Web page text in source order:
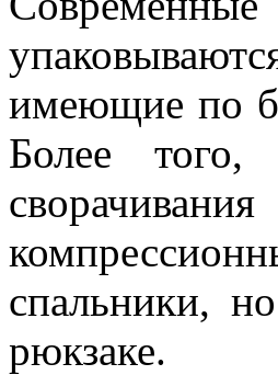
имеющие по
Более того,
спальники,
рюкзаке.